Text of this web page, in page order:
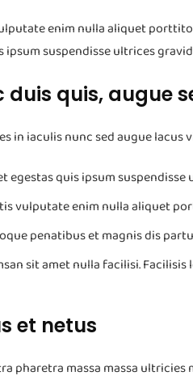
enim nulla aliquet
ipsum suspendisse ultrices
duis quis, augue
in iaculis nunc sed augue lacus
egestas quis ipsum
vulputate enim nulla aliquet
penatibus et magnis dis
sit amet nulla facilisi.
et netus
pharetra massa massa